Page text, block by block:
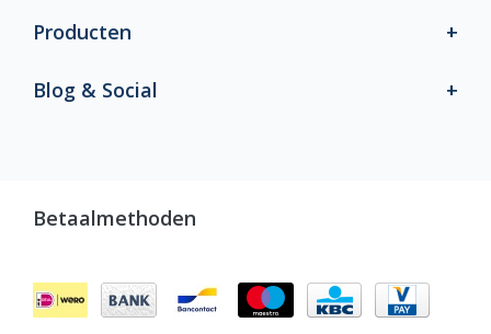
Producten
Blog & Social
Betaalmethoden